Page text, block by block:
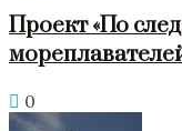
Проект «По
0